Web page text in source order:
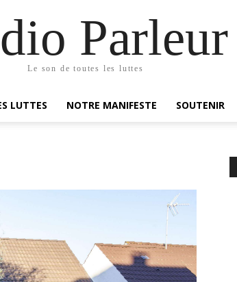
Parleur
Le son de toutes les luttes
LUTTES NOTRE MANIFESTE SOUTENIR